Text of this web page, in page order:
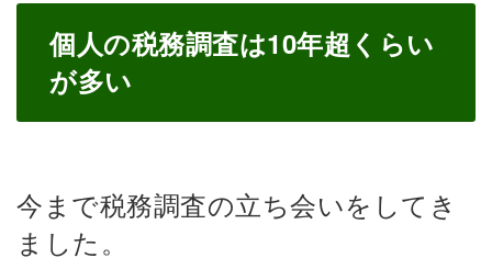
個人の税務調査は10年超くらい
が多い
今まで税務調査の立ち会いをしてき
ました。